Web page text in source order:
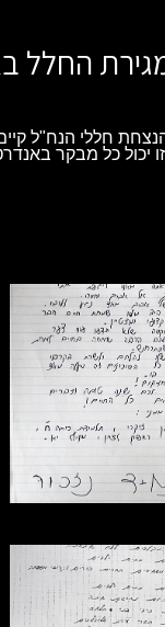
החלל
חללי הנח"ל
יכול כל מבקר